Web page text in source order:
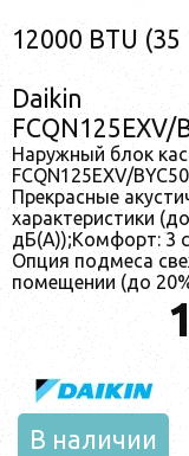
12000 BTU (35
Daikin
FCQN125EXV/
Наружный блок
FCQN125EXV/
Прекрасные
характеристики
дБ(А));Комфорт: 3
Опция подмеса
помещении (до
В наличии